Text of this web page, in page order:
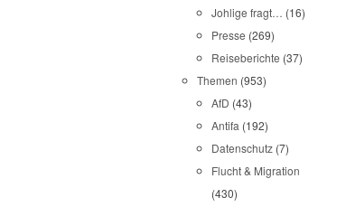
Johlige fragt… (16)
Presse (269)
Reiseberichte (37)
Themen (953)
AfD (43)
Antifa (192)
Datenschutz (7)
Flucht & Migration
(430)